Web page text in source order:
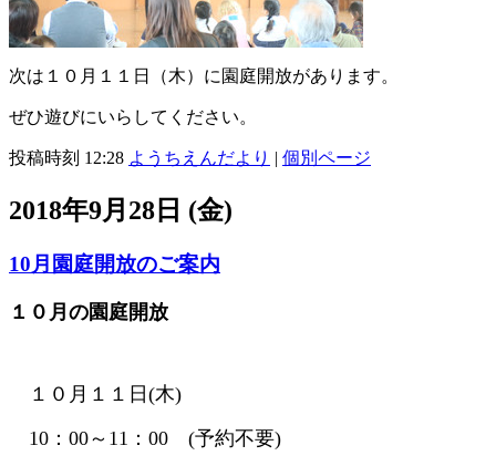
次は１０月１１日（木）に園庭開放があります。
ぜひ遊びにいらしてください。
投稿時刻 12:28 ようちえんだより | 個別ページ
2018年9月28日 (金)
10月園庭開放のご案内
１０月の園庭開放
１０月１１日(木)
10：00～11：00 (予約不要)